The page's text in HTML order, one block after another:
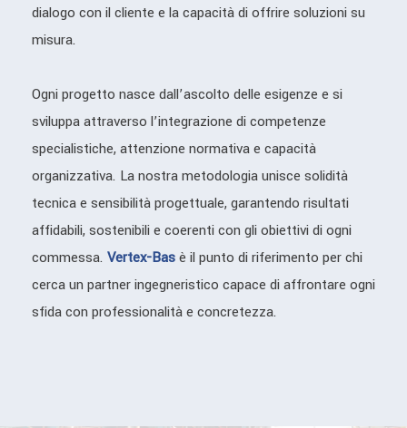
dialogo con il cliente e la capacità di offrire soluzioni su
misura.
Ogni progetto nasce dall’ascolto delle esigenze e si
sviluppa attraverso l’integrazione di competenze
specialistiche, attenzione normativa e capacità
organizzativa. La nostra metodologia unisce solidità
tecnica e sensibilità progettuale, garantendo risultati
affidabili, sostenibili e coerenti con gli obiettivi di ogni
commessa. Vertex-Basè il punto di riferimento per chi
cerca un partner ingegneristico capace di affrontare ogni
sfida con professionalità e concretezza.